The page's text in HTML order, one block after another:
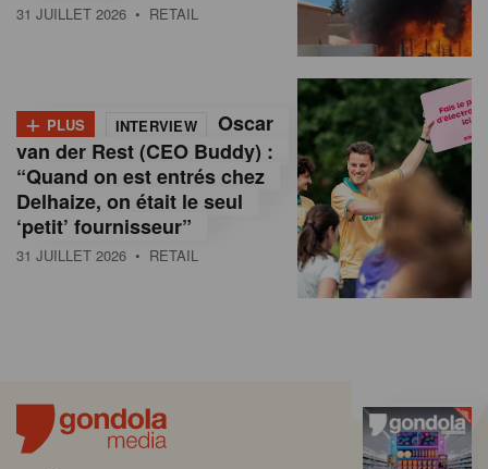
31 JUILLET 2026 • RETAIL
+ PLUS INTERVIEW
Oscar
van der Rest (CEO Buddy) :
“Quand on est entrés chez
Delhaize, on était le seul
‘petit’ fournisseur”
31 JUILLET 2026 • RETAIL